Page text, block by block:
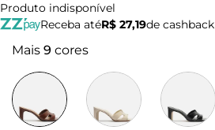
Produto indisponível
Receba atéR$ 27,19de cashback
Mais 9 cores